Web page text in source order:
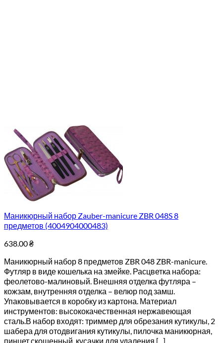
Маникюрный набор Zauber-manicure ZBR 048S 8
предметов (4004904000483)
638.00₴
Маникюрный набор 8 предметов ZBR 048 ZBR-manicure.
Футляр в виде кошелька на змейке. Расцветка набора:
феолетово-малиновый. Внешняя отделка футляра –
кожзам, внутренняя отделка – велюр под замш.
Упаковывается в коробку из картона. Материал
инструментов: высококачественная нержавеющая
сталь.В набор входят: триммер для обрезания кутикулы, 2
шабера для отодвигания кутикулы, пилочка маникюрная,
пинцет скошенный, кусачки для удаления [...]